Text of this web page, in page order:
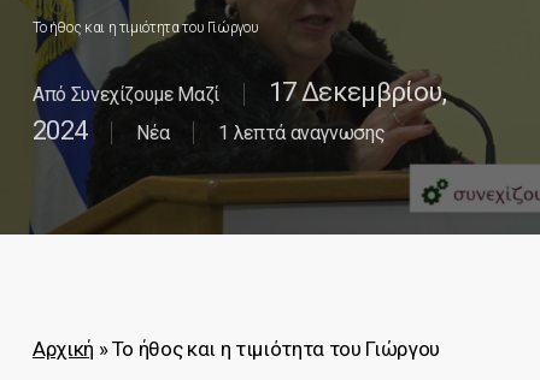
Το ήθος και η τιμιότητα του Γιώργου
Από Συνεχίζουμε Μαζί
17 Δεκεμβρίου,
2024
Νέα 1 λεπτά αναγνωσης
Αρχική »Το ήθος και η τιμιότητα του Γιώργου